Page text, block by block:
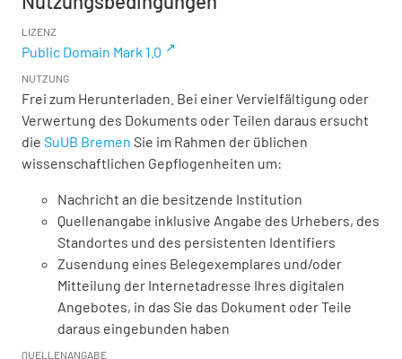
LIZENZ
Public Domain Mark 1.0
NUTZUNG
Frei zum Herunterladen. Bei einer Vervielfältigung oder
Verwertung des Dokuments oder Teilen daraus ersucht
die SuUB Bremen Sie im Rahmen der üblichen
wissenschaftlichen Gepflogenheiten um:
Nachricht an die besitzende Institution
Quellenangabe inklusive Angabe des Urhebers, des
Standortes und des persistenten Identifiers
Zusendung eines Belegexemplares und/oder
Mitteilung der Internetadresse Ihres digitalen
Angebotes, in das Sie das Dokument oder Teile
daraus eingebunden haben
QUELLENANGABE